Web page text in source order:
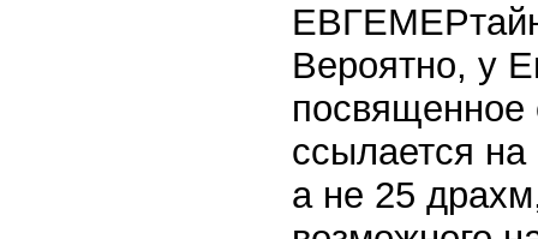
Вероятно, у
посвященное
ссылается
а не 25